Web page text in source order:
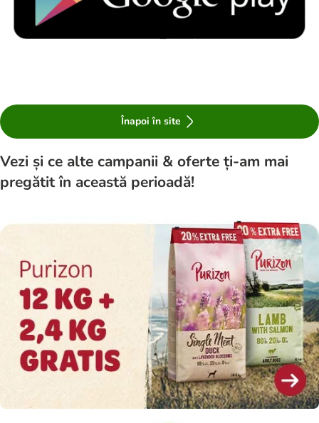
Înapoi în site
Vezi și ce alte campanii & oferte ți-am mai
pregătit în această perioadă!